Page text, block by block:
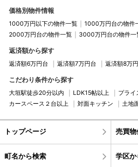
価格別物件情報
1000万円以下の物件一覧
1000万円台の物件
2000万円台の物件一覧
3000万円台の物件一
返済額から探す
返済額6万円台 返済額7万円台 返済額8万
こだわり条件から探す
大垣駅徒歩20分以内 LDK15帖以上
プライ
カースペース２台以上
対面キッチン 土地
トップページ 売買
町名から検索 学区